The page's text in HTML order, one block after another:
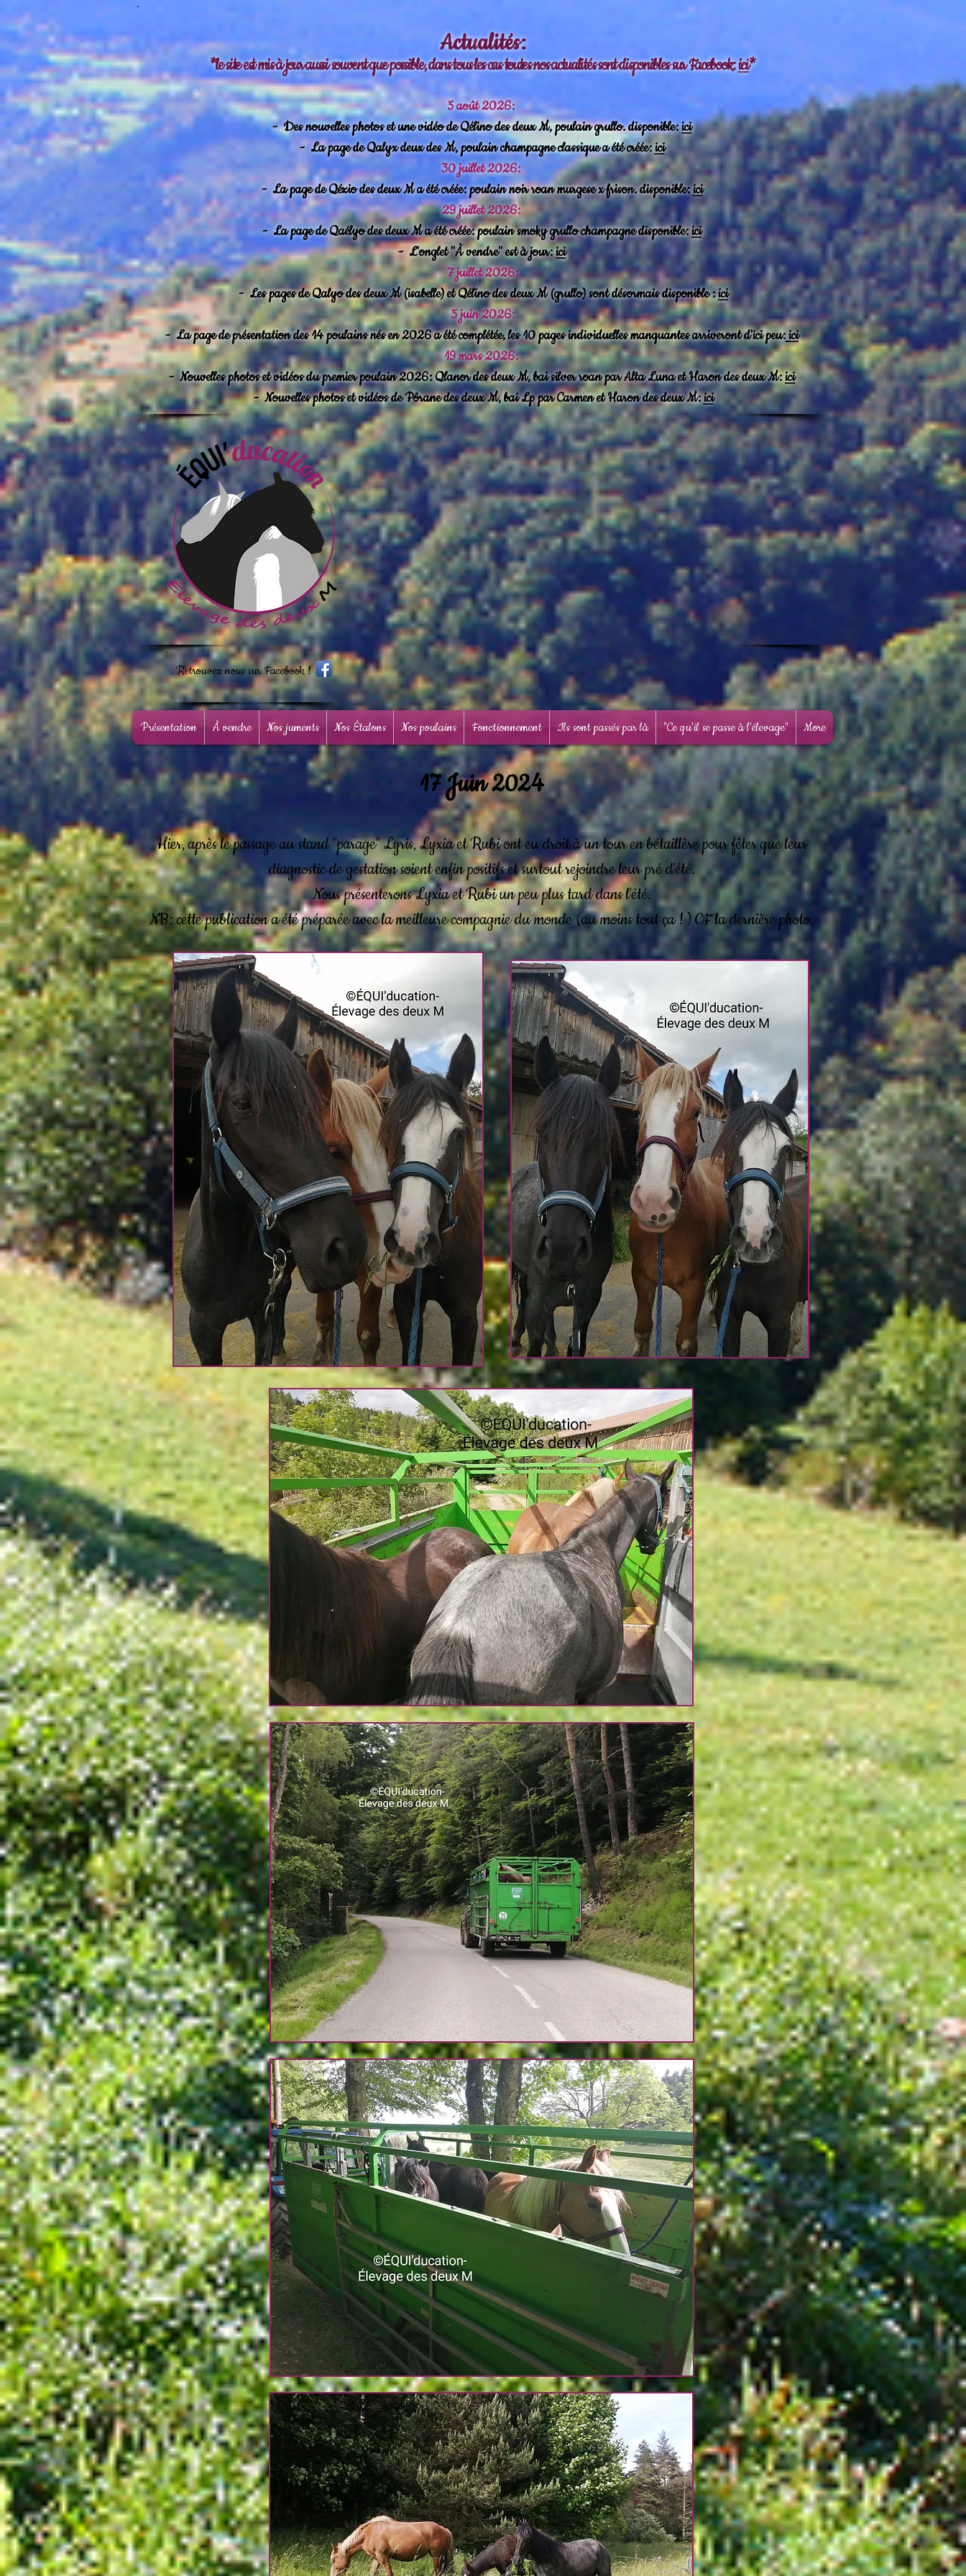
Actualités:
*le site est mis à jour aussi souvent que possible, dans tous les cas toutes nos actualités sont disponibles sur Facebook:ici*
5 août 2026:
-Des nouvelles photos et une vidéo de Qélino des deux M, poulain grullo. disponible:ici
-La page de Qalyx deux des M, poulain champagne classique a été créée:ici
30 juillet 2026:
-La page de Qézio des deux M a été créée: poulain noir roan murgese x frison. disponible:ici
29 juillet 2026:
- La page de Qaélyo des deux M a été créée: poulain smoky grullo champagne disponible:ici
- L'onglet "À vendre" est à jour:ici
7 juillet 2026:
-Les pages de Qalyo des deux M (isabelle) et Qélino des deux M (grullo) sont désormais disponible :ici
5 juin 2026:
-La page de présentation des 14 poulains nés en 2026 a été complétée, les 10 pages individuelles manquantes arriveront d'ici peu:ici
19 mars 2026:
-Nouvelles photos et vidéos dupremier poulain 2026: Qlanor des deux M, bai silver roan par Alta Luna et Haron des deux M:ici
-Nouvelles photos et vidéos de Pôrane des deux M, bai Lp par Carmen et Haron des deux M:ici
Retrouvez nous sur Facebook !
Présentation À vendre Nos juments Nos Étalons Nos poulains Fonctionnement Ils sont passés par là "Ce qu'il se passe à l'élevage" More
17 Juin2024
Hier, après le passage au stand "parage" Lyris, Lyxia et Rubi ont eu droit à un tour en bétaillère pour fêter que leur
diagnostic de gestation soient enfin positifs et surtout rejoindre leur pré d'été.
Nous présenterons Lyxia et Rubi un peu plus tard dans l'été.
NB: cette publication a été préparée avec la meilleure compagnie du monde (au moins tout ça ! ) CF la dernière photo.